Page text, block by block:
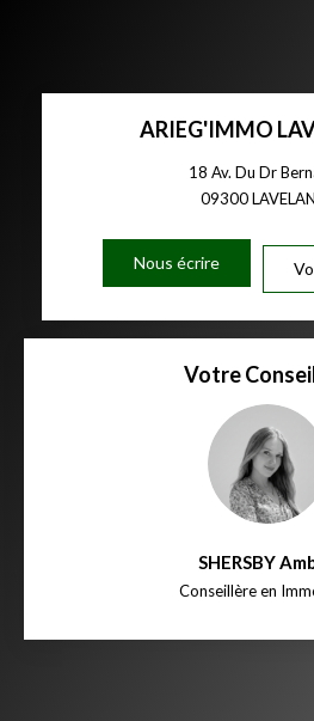
ARIEG'IMMO
18 Av. Du Dr
09300
Nous écrire
Votre
SHERSBY
Conseillère en